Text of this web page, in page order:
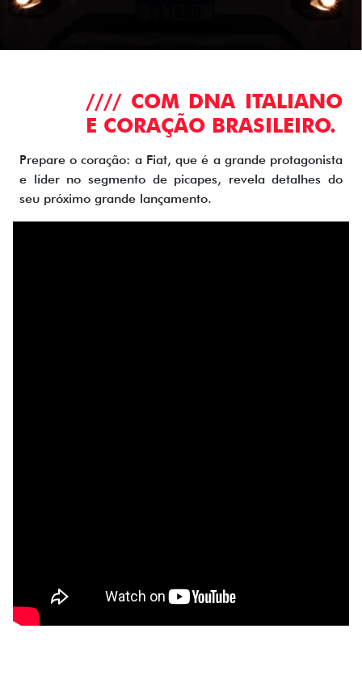
//// COM DNA ITALIANO
E CORAÇÃO BRASILEIRO.
Prepare o coração: a Fiat, que é a grande protagonista
e líder no segmento de picapes, revela detalhes do
seu próximo grande lançamento.